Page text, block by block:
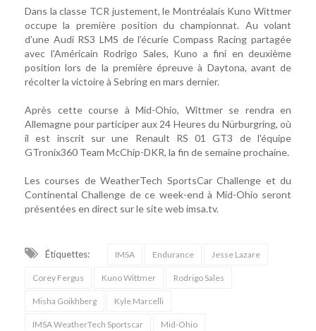
Dans la classe TCR justement, le Montréalais Kuno Wittmer
occupe la première position du championnat. Au volant
d’une Audi RS3 LMS de l’écurie Compass Racing partagée
avec l'Américain Rodrigo Sales, Kuno a fini en deuxième
position lors de la première épreuve à Daytona, avant de
récolter la victoire à Sebring en mars dernier.
Après cette course à Mid-Ohio, Wittmer se rendra en
Allemagne pour participer aux 24 Heures du Nürburgring, où
il est inscrit sur une Renault RS 01 GT3 de l'équipe
GTronix360 Team McChip-DKR, la fin de semaine prochaine.
Les courses de WeatherTech SportsCar Challenge et du
Continental Challenge de ce week-end à Mid-Ohio seront
présentées en direct sur le site web imsa.tv.
Étiquettes: IMSA Endurance Jesse Lazare
Corey Fergus Kuno Wittmer Rodrigo Sales
Misha Goikhberg Kyle Marcelli
IMSA WeatherTech Sportscar Mid-Ohio